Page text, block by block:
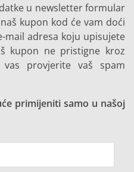
u newsletter formular
kupon kod će vam doći
mail adresa koju upisujete
kupon ne pristigne kroz
provjerite vaš spam
primijeniti samo u našoj